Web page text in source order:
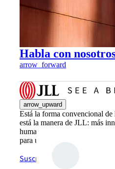
Habla con
arrow_forward
arrow_upward
Está la forma convencional de
está la manera de JLL: más
humana. Transformamos el
para un mundo mejor
Suscríbete ahora